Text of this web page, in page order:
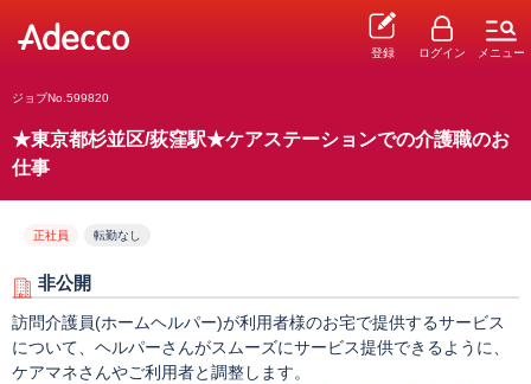
登録 ログイン メニュー
ジョブNo.599820
★東京都杉並区/荻窪駅★ケアステーションでの介護職のお
仕事
正社員 転勤なし
非公開
訪問介護員(ホームヘルパー)が利用者様のお宅で提供するサービス
について、ヘルパーさんがスムーズにサービス提供できるように、
ケアマネさんやご利用者と調整します。